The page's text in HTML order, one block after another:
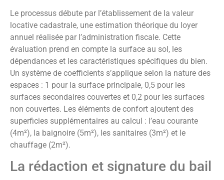
Le processus débute par l’établissement de la valeur
locative cadastrale, une estimation théorique du loyer
annuel réalisée par l’administration fiscale. Cette
évaluation prend en compte la surface au sol, les
dépendances et les caractéristiques spécifiques du bien.
Un système de coefficients s’applique selon la nature des
espaces : 1 pour la surface principale, 0,5 pour les
surfaces secondaires couvertes et 0,2 pour les surfaces
non couvertes. Les éléments de confort ajoutent des
superficies supplémentaires au calcul : l’eau courante
(4m²), la baignoire (5m²), les sanitaires (3m²) et le
chauffage (2m²).
La rédaction et signature du bail